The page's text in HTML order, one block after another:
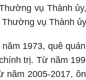
vụ Thành
vụ Thành
năm 1973, quê
trị. Từ năm
năm 2005-2017,